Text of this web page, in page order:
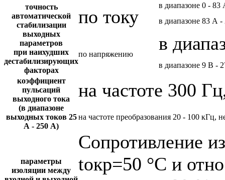
точность
автоматической
стабилизации
выходных
параметров
при наихудших
дестабилизирующих
факторах
по току
в диапазоне 0 - 83
в диапазоне 83 А
по напряжению
в
в диапазоне 9 В -
коэффициент
пульсаций
выходного тока
(в диапазоне
выходных токов 25
А - 250 А)
на частоте 300
на частоте преобразования 20 - 100 кГц,
параметры
изоляции между
Сопротивление
tокр=50 °С и